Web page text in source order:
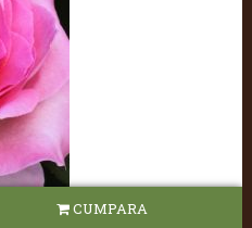
CUMPARA